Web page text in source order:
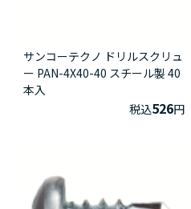
サンコーテクノ ドリルスクリュ
ー PAN-4X40-40 スチール製 40
本入
税込526円